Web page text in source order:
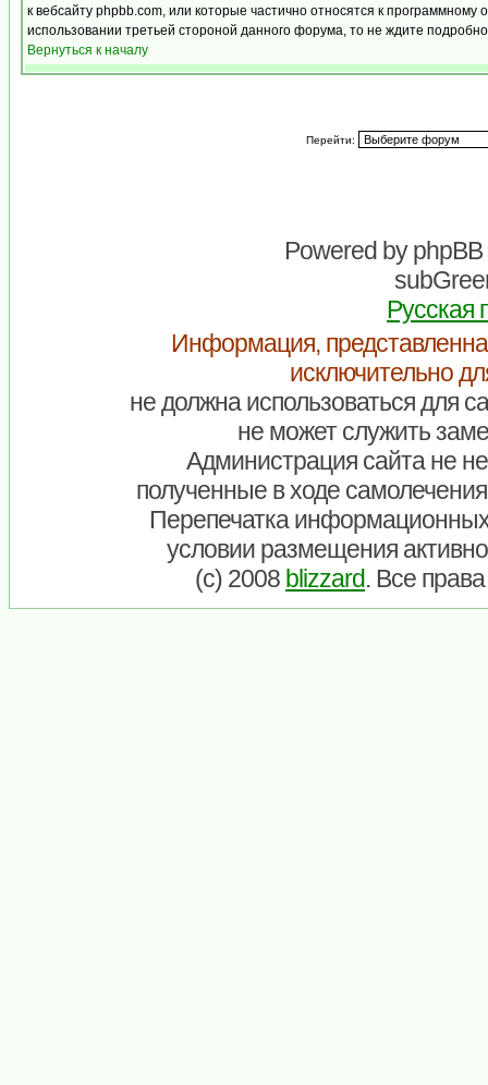
к вебсайту phpbb.com, или которые частично относятся к
использовании третьей стороной данного форума, то не ждите
Вернуться к началу
Перейти:
Powered byphpBB
Русская
Информация,
исключительно
не должна использоваться для
не может служить
Администрация сайта не
полученные в ходе
Перепечатка
условии размещения
(c) 2008 blizzard. Все